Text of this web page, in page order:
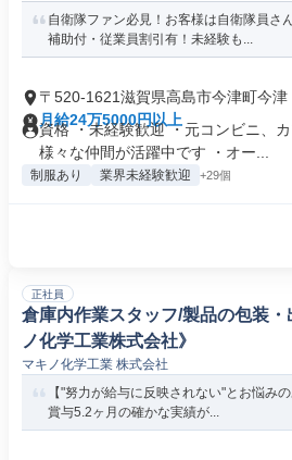
自衛隊ファン必見！お客様は自衛隊員さ
補助付・従業員割引有！未経験も...
〒520-1621滋賀県高島市今津町今津
月給24万5000円以上
資格 ・未経験歓迎 ・元コンビニ、
様々な仲間が活躍中です ・オー...
制服あり 業界未経験歓迎 +29個
正社員
倉庫内作業スタッフ/製品の包装
ノ化学工業株式会社》
マキノ化学工業 株式会社
【"努力が給与に反映されない"とお悩み
賞与5.2ヶ月の確かな実績が...